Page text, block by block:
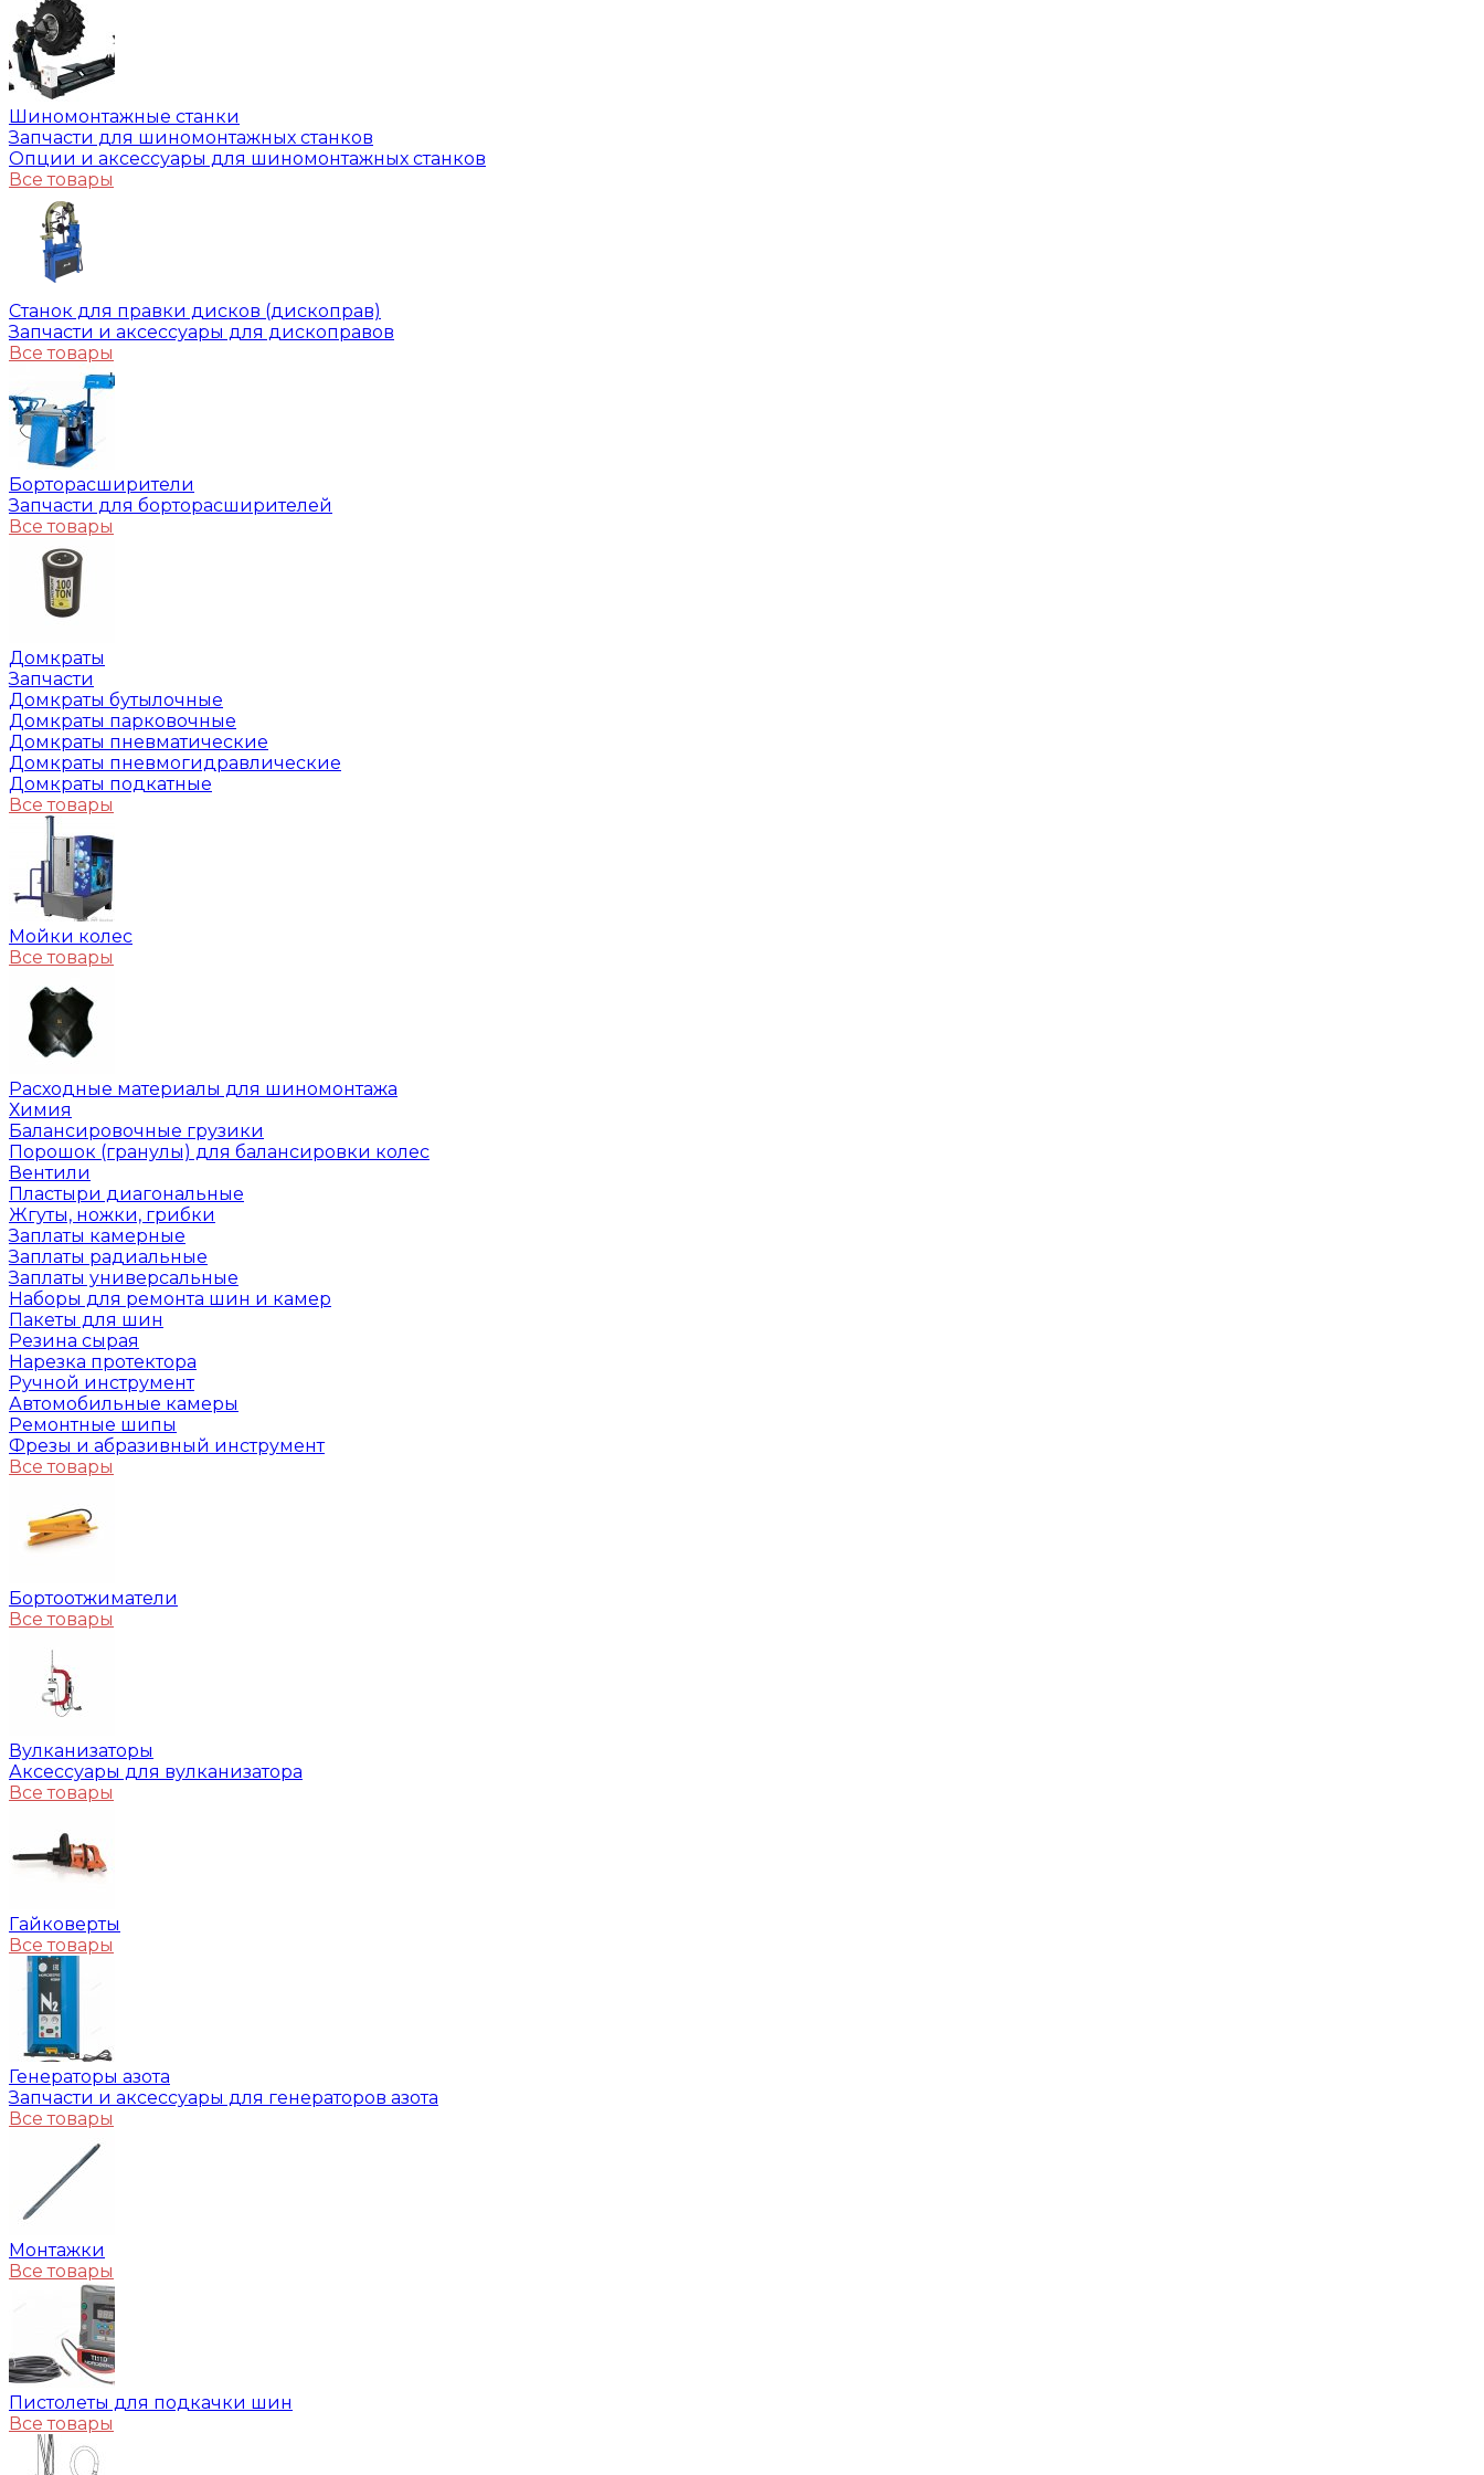
Шиномонтажные станки
Запчасти для шиномонтажных станков
Опции и аксессуары для шиномонтажных станков
Все товары
Станок для правки дисков (дископрав)
Запчасти и аксессуары для дископравов
Все товары
Борторасширители
Запчасти для борторасширителей
Все товары
Домкраты
Запчасти
Домкраты бутылочные
Домкраты парковочные
Домкраты пневматические
Домкраты пневмогидравлические
Домкраты подкатные
Все товары
Мойки колес
Все товары
Расходные материалы для шиномонтажа
Химия
Балансировочные грузики
Порошок (гранулы) для балансировки колес
Вентили
Пластыри диагональные
Жгуты, ножки, грибки
Заплаты камерные
Заплаты радиальные
Заплаты универсальные
Наборы для ремонта шин и камер
Пакеты для шин
Резина сырая
Нарезка протектора
Ручной инструмент
Автомобильные камеры
Ремонтные шипы
Фрезы и абразивный инструмент
Все товары
Бортоотжиматели
Все товары
Вулканизаторы
Аксессуары для вулканизатора
Все товары
Гайковерты
Все товары
Генераторы азота
Запчасти и аксессуары для генераторов азота
Все товары
Монтажки
Все товары
Пистолеты для подкачки шин
Все товары